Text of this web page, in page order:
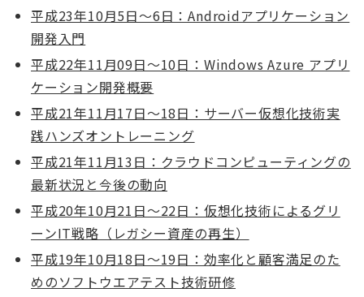
平成23年10月5日～6日：Androidアプリケーション
開発入門
平成22年11月09日～10日：Windows Azure アプリ
ケーション開発概要
平成21年11月17日～18日：サーバー仮想化技術実
践ハンズオントレーニング
平成21年11月13日：クラウドコンピューティングの
最新状況と今後の動向
平成20年10月21日～22日：仮想化技術によるグリ
ーンIT戦略（レガシー資産の再生）
平成19年10月18日～19日：効率化と顧客満足のた
めのソフトウエアテスト技術研修